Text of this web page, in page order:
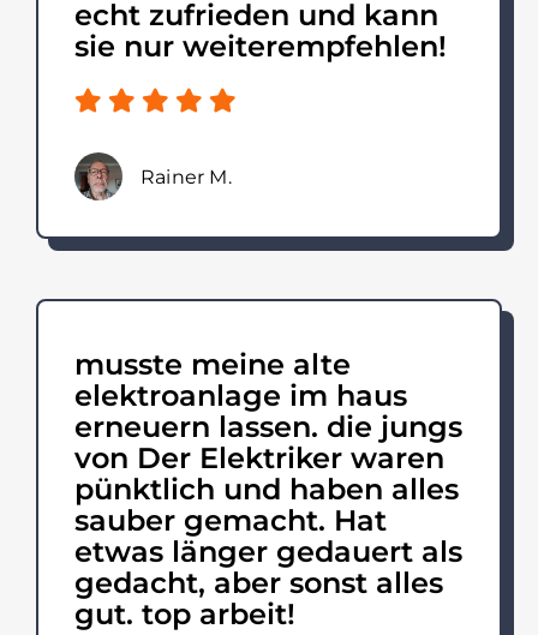
echt zufrieden und kann
sie nur weiterempfehlen!
Rainer M.
musste meine alte
elektroanlage im haus
erneuern lassen. die jungs
von Der Elektriker waren
pünktlich und haben alles
sauber gemacht. Hat
etwas länger gedauert als
gedacht, aber sonst alles
gut. top arbeit!